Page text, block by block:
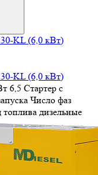
KL (6,0 кВт)
KL (6,0 кВт)
6,5 Стартер с
Число фаз
дизельные